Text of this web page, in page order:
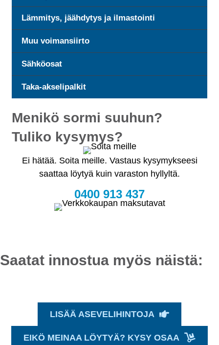
Lämmitys, jäähdytys ja ilmastointi
Muu voimansiirto
Sähköosat
Taka-akselipalkit
Menikö sormi suuhun?
Tuliko kysymys?
Ei hätää. Soita meille. Vastaus kysymykseesi
saattaa löytyä kuin varaston hyllyltä.
0400 913 437
Saatat innostua myös näistä:
LISÄÄ ASEVELIHINTOJA
EIKÖ MEINAA LÖYTYÄ? KYSY OSAA